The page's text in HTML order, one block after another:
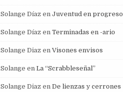
Solange Díaz enJuventud en progreso
Solange Díaz enTerminadas en -ario
Solange Diaz enVisones envisos
Solange enLa “Scrabbleseñal”
Solange Diaz enDe lienzas y cerrones